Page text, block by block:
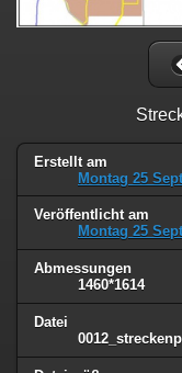
Erstellt am
Montag 25
Veröffentlicht am
Montag 25
Abmessungen
1460*1614
Datei